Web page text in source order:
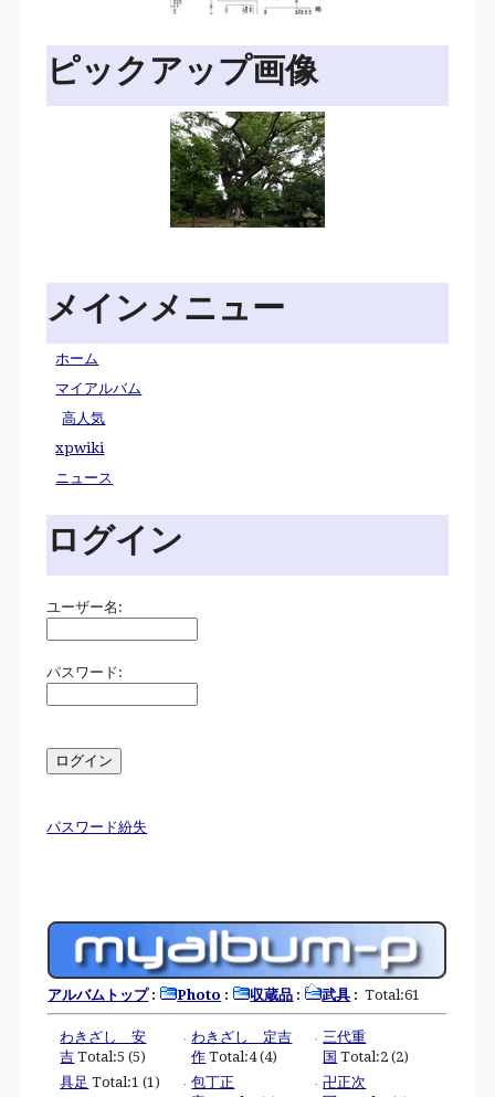
ピックアップ画像
メインメニュー
ホーム
マイアルバム
高人気
xpwiki
ニュース
ログイン
ユーザー名:
パスワード:
パスワード紛失
アルバムトップ: Photo : 収蔵品 : 武具 : Total:61
わきざし 安
吉 Total:5 (5)
わきざし 定吉
作 Total:4 (4)
三代重
国 Total:2 (2)
具足 Total:1 (1)
包丁正
卍正次